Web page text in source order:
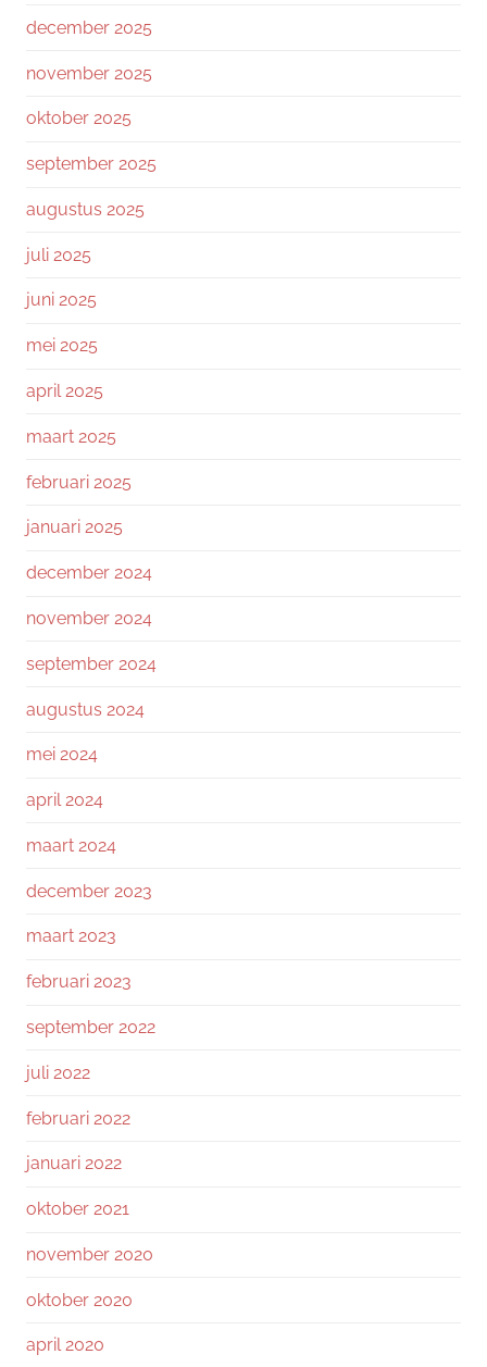
december 2025
november 2025
oktober 2025
september 2025
augustus 2025
juli 2025
juni 2025
mei 2025
april 2025
maart 2025
februari 2025
januari 2025
december 2024
november 2024
september 2024
augustus 2024
mei 2024
april 2024
maart 2024
december 2023
maart 2023
februari 2023
september 2022
juli 2022
februari 2022
januari 2022
oktober 2021
november 2020
oktober 2020
april 2020